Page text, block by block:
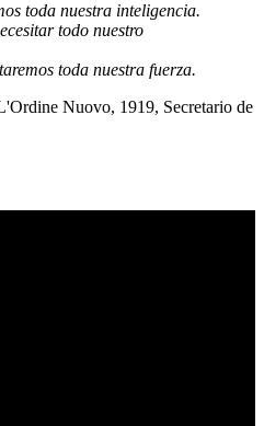
toda nuestra inteligencia.
todo nuestro
toda nuestra fuerza.
Nuovo, 1919, Secretario de